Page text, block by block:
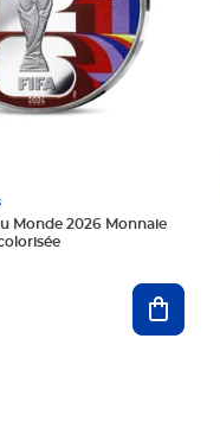
Monde 2026 Monnaie